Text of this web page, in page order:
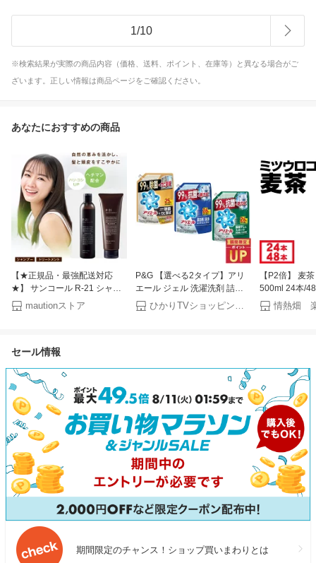
1/10
※検索結果が実際の商品内容（価格、送料、ポイント、在庫等）と異なる場合がご
ざいます。正しい情報は商品ページをご確認ください。
あなたにおすすめの商品
【★正規品・最強配送対応
★】 サンコール R-21 シャン
プー270ml / トリートメント
250g 選べる種類 単品 本体 お
チ 21種類の植物美容エキス 3
センタエキス 発酵オリーブ
mautionストア
P&G 【選べる2タイプ】アリ
エール ジェル 洗濯洗剤 詰め
替え 超特大 8袋 部屋干し 除菌
P&G ケース
ひかりTVショッピング 楽天市場店
【P2倍】 麦
500ml 24本/
ノンカフェイ
産大麦 100％
情熱畑
セール情報
期間限定のチャンス！ショップ買いまわりとは